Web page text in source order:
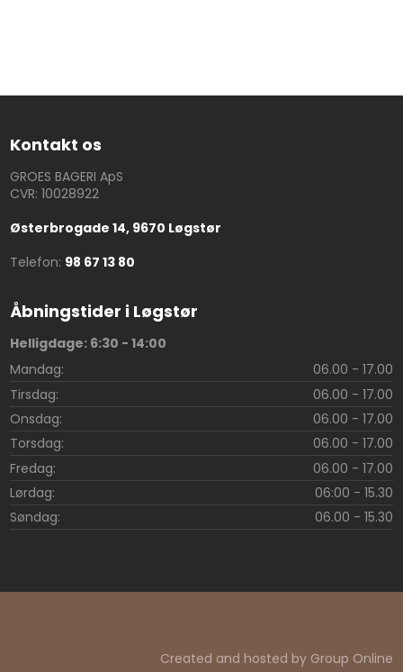
Kontakt os
GROES BAGERI ApS
CVR: 10028922
Østerbrogade 14, 9670 Løgstør
Telefon:​ 98 67 13 80
Åbningstider i Løgstør
Helligdage: 6:30 - 14:00
Mandag: ​
06.00 - 17.00
Tirsdag: ​
06.00 - 17.00
Onsdag: ​
06.00 - 17.00
Torsdag: ​
06.00 - 17.00
Fredag: ​
06.00 - 17.00
Lørdag: ​
06:00 - 15.30
Søndag: ​
06.00 - 15.30
Created and hosted by Group Online